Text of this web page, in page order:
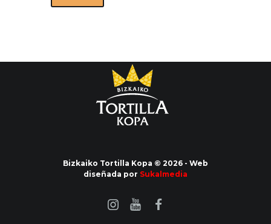
Bizkaiko Tortilla Kopa © 2026 - Web
diseñada por Sukalmedia